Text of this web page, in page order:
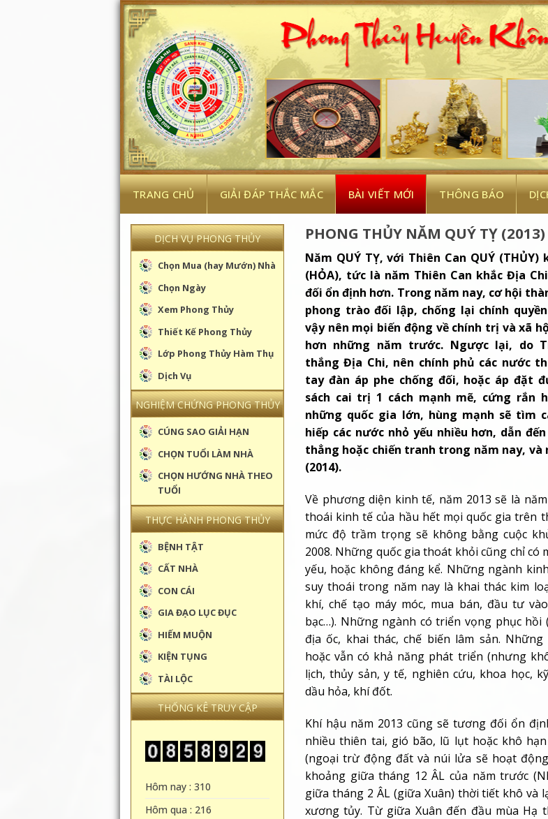
Skip
to
content
TRANG CHỦ GIẢI ĐÁP THẮC MẮC BÀI VIẾT MỚI THÔNG BÁO
DỊCH VỤ PHONG THỦY
Chọn Mua (hay Mướn) Nhà
Chọn Ngày
Xem Phong Thủy
Thiết Kế Phong Thủy
Lớp Phong Thủy Hàm Thụ
Dịch Vụ
NGHIỆM CHỨNG PHONG THỦY
CÚNG SAO GIẢI HẠN
CHỌN TUỔI LÀM NHÀ
CHỌN HƯỚNG NHÀ THEO
TUỔI
THỰC HÀNH PHONG THỦY
BỆNH TẬT
CẤT NHÀ
CON CÁI
GIA ĐẠO LỤC ĐỤC
HIẾM MUỘN
KIỆN TỤNG
TÀI LỘC
THỐNG KÊ TRUY CẬP
Hôm nay : 310
Hôm qua : 216
PHONG THỦY NĂM QUÝ TỴ (2013)
Năm QUÝ TỴ, với Thiên Can QUÝ (THỦY)
(HỎA), tức là năm Thiên Can khắc Địa
đối ổn định hơn. Trong năm nay, cơ hội
phong trào đối lập, chống lại chính
vậy nên mọi biến động về chính trị và xã
hơn những năm trước. Ngược lại, do
thắng Địa Chi, nên chính phủ các nước
tay đàn áp phe chống đối, hoặc áp đặt
sách cai trị 1 cách mạnh mẽ, cứng rắn
những quốc gia lớn, hùng mạnh sẽ tìm
hiếp các nước nhỏ yếu nhiều hơn, dẫn
thẳng hoặc chiến tranh trong năm nay,
(2014).
Về phương diện kinh tế, năm 2013 sẽ là
thoái kinh tế của hầu hết mọi quốc gia trên
mức độ trầm trọng sẽ không bằng cuộc
2008. Những quốc gia thoát khỏi cũng chỉ có
yếu, hoặc không đáng kể. Những ngành
suy thoái trong năm nay là khai thác kim
khí, chế tạo máy móc, mua bán, đầu tư
bạc…). Những ngành có triển vọng phục hồi
địa ốc, khai thác, chế biến lâm sản.
hoặc vẫn có khả năng phát triển (nhưng
lịch, thủy sản, y tế, nghiên cứu, khoa học,
dầu hỏa, khí đốt.
Khí hậu năm 2013 cũng sẽ tương đối ổn
nhiều thiên tai, gió bão, lũ lụt hoặc khô
(ngoại trừ động đất và núi lửa sẽ hoạt
khoảng giữa tháng 12 ÂL của năm trước
giữa tháng 2 ÂL (giữa Xuân) thời tiết khô và
xương tủy. Từ giữa Xuân đến đầu mùa Hạ